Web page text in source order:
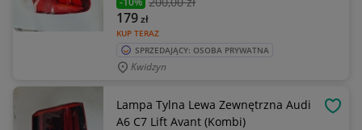
KUP TERAZ
179zł
SPRZEDAJĄCY: OSOBA PRYWATNA
Kwidzyn
Lampa Tylna Lewa Zewnętrzna Audi
A6 C7 Lift Avant (Kombi)